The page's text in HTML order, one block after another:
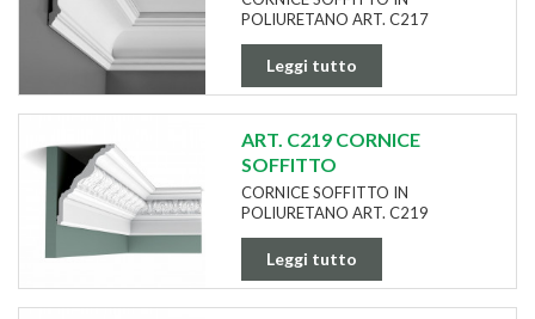
POLIURETANO ART. C217
Leggi tutto
ART. C219 CORNICE
SOFFITTO
CORNICE SOFFITTO IN
POLIURETANO ART. C219
Leggi tutto